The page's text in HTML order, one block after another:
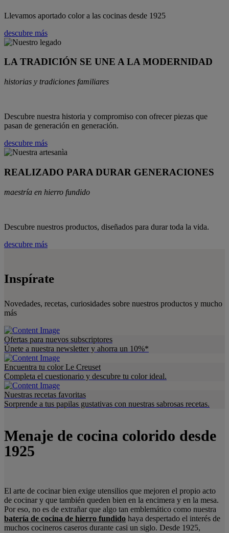
Llevamos aportado color a las cocinas desde 1925
descubre más
LA TRADICIÓN SE UNE A LA MODERNIDAD
historias y tradiciones familiares
Descubre nuestra historia y compromiso con ofrecer piezas que
pasan de generación en generación.
descubre más
REALIZADO PARA DURAR GENERACIONES
maestría en hierro fundido
Descubre nuestros productos, diseñados para durar toda la vida.
descubre más
Inspírate
Novedades, recetas, curiosidades sobre nuestros productos y mucho
más
Ofertas para nuevos subscriptores
Únete a nuestra newsletter y ahorra un 10%*
Encuentra tu color Le Creuset
Completa el cuestionario y descubre tu color ideal.
Nuestras recetas favoritas
Sorprende a tus papilas gustativas con nuestras sabrosas recetas.
Menaje de cocina colorido desde
1925
El arte de cocinar bien exige utensilios que mejoren el propio acto
de cocinar y que también queden bien en la encimera y en la mesa.
Por eso, no es de extrañar que algo tan emblemático como nuestra
batería de cocina de hierro fundido haya despertado el interés de
muchos cocineros caseros durante casi un siglo. Desde 1925,